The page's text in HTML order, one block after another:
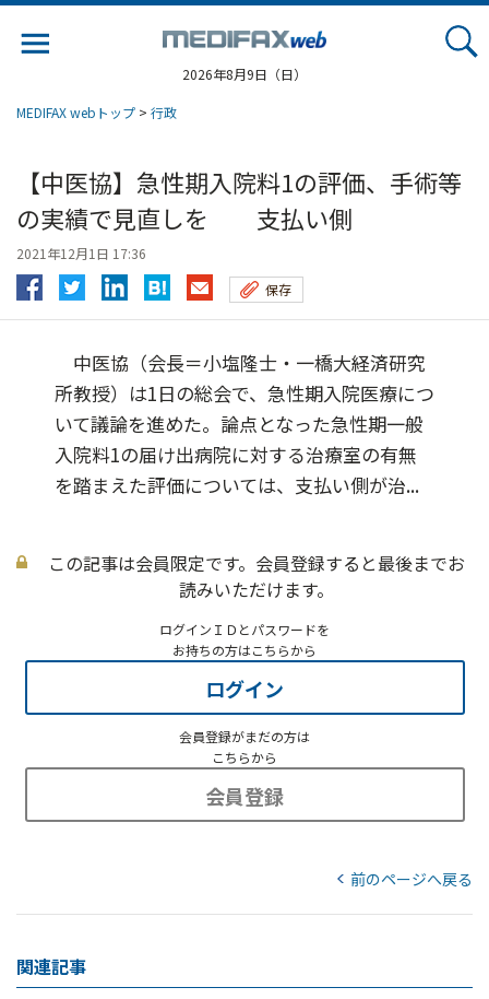
2026年8月9日（日）
MEDIFAX webトップ > 行政
【中医協】急性期入院料1の評価、手術等
の実績で見直しを 支払い側
2021年12月1日 17:36
保存
中医協（会長＝小塩隆士・一橋大経済研究
所教授）は1日の総会で、急性期入院医療につ
いて議論を進めた。論点となった急性期一般
入院料1の届け出病院に対する治療室の有無
を踏まえた評価については、支払い側が治...
この記事は会員限定です。会員登録すると最後までお
読みいただけます。
ログインＩＤとパスワードを
お持ちの方はこちらから
ログイン
会員登録がまだの方は
こちらから
会員登録
前のページへ戻る
関連記事